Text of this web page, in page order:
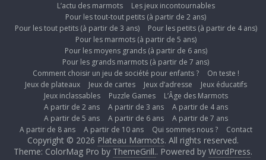
L’actu des marmots
Les jeux incontournables
Pour les tout-tout petits (à partir de 2 ans)
Pour les tout petits (à partir de 3 ans)
Pour les petits (à partir de 4 ans)
Pour les marmots (à partir de 5 ans)
Pour les moyens grands (à partir de 6 ans)
Pour les grands marmots (à partir de 7 ans)
Comment choisir un jeu de société pour enfants ?
On teste !
Jeux de plateaux
Jeux de cartes Jeux d’adresse
Jeux éducatifs
Jeux inclassables
Puzzle Games
L’Âge des Marmots
A partir de 2 ans
A partir de 3 ans
A partir de 4 ans
A partir de 5 ans
A partir de 6 ans
A partir de 7 ans
A partir de 8 ans
A partir de 10 ans Qui sommes nous ? Contact
Copyright © 2026 Plateau Marmots. All rights reserved.
Theme: ColorMag Pro by ThemeGrill.. Powered by WordPress.